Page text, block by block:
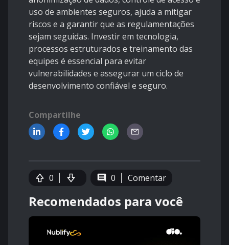
uso de ambientes seguros, ajuda a mitigar
riscos e a garantir que as regulamentações
sejam seguidas. Investir em tecnologia,
processos estruturados e treinamento das
equipes é essencial para evitar
vulnerabilidades e assegurar um ciclo de
desenvolvimento confiável e seguro.
Compartilhe
0 0 Comentar
Recomendados para você